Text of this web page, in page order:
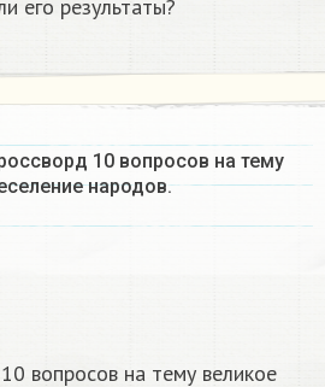
его результаты?​
10 вопросов на тему
народов.​
вопросов на тему великое